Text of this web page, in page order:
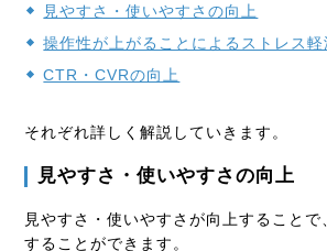
見やすさ・使いやすさの向上
操作性が上がることによるストレス軽
CTR・CVRの向上
それぞれ詳しく解説していきます。
見やすさ・使いやすさの向上
見やすさ・使いやすさが向上すること
することができます。